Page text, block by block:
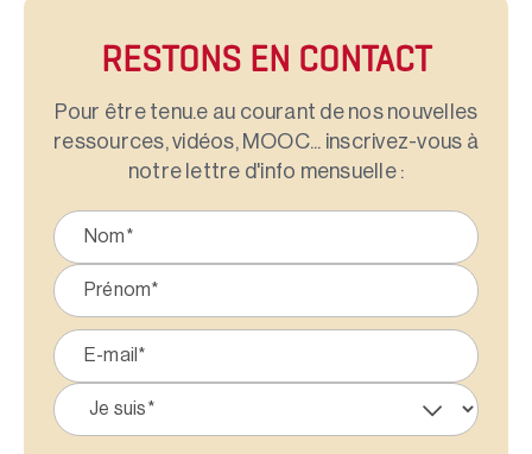
RESTONS EN CONTACT
Pour être tenu.e au courant de nos nouvelles
ressources, vidéos, MOOC... inscrivez-vous à
notre lettre d'info mensuelle :